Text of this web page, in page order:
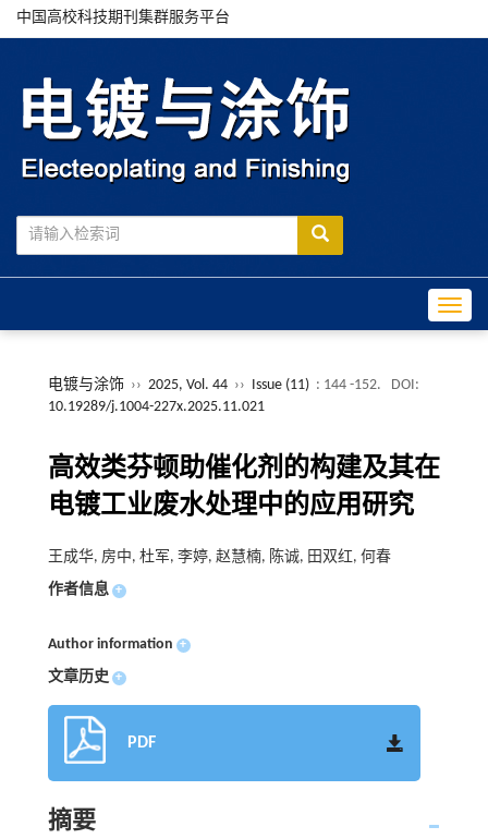
中国高校科技期刊集群服务平台
电镀与涂饰 ›› 2025, Vol. 44 ›› Issue (11) : 144 -152.
DOI:
10.19289/j.1004-227x.2025.11.021
高效类芬顿助催化剂的构建及其在
电镀工业废水处理中的应用研究
王成华, 房中, 杜军, 李婷, 赵慧楠, 陈诚, 田双红, 何春
作者信息 +
Author information +
文章历史 +
PDF
摘要